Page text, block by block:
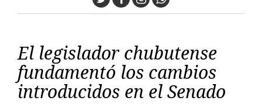
TwitterFacebook
Instagram
Whatsapp
El legislador chubutense
fundamentó los cambios
introducidos en el Senado